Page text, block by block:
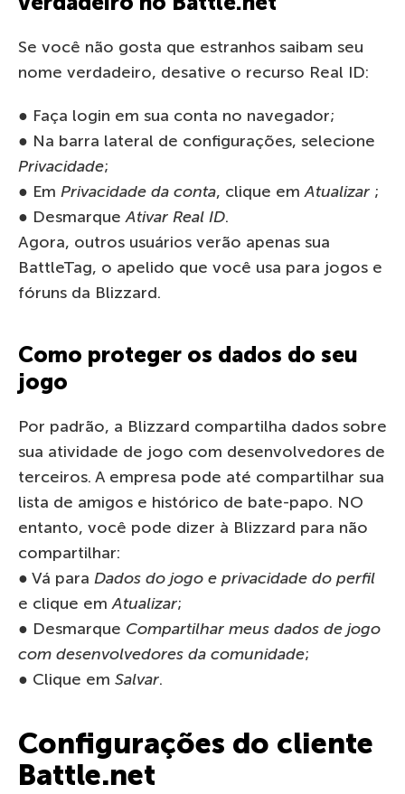
Se você não gosta que estranhos saibam seu
nome verdadeiro, desative o recurso Real ID:
● Faça login em sua conta no navegador;
● Na barra lateral de configurações, selecione
Privacidade;
● Em Privacidade da conta, clique emAtualizar ;
● DesmarqueAtivar Real ID.
Agora, outros usuários verão apenas sua
BattleTag, o apelido que você usa para jogos e
fóruns da Blizzard.
Como proteger os dados do seu
jogo
Por padrão, a Blizzard compartilha dados sobre
sua atividade de jogo com desenvolvedores de
terceiros. A empresa pode até compartilhar sua
lista de amigos e histórico de bate-papo. NO
entanto, você pode dizer à Blizzard para não
compartilhar:
● Vá para Dados do jogo e privacidade do perfil
e clique emAtualizar;
● Desmarque Compartilhar meus dados de jogo
com desenvolvedores da comunidade;
● Clique em Salvar.
Configurações do cliente
Battle.net